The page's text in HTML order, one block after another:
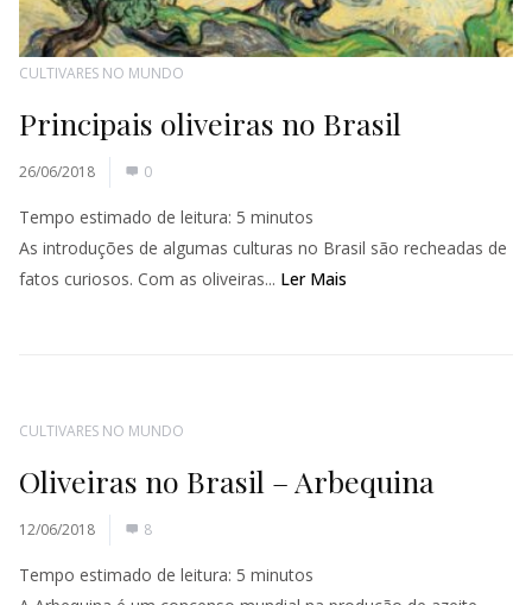
CULTIVARES NO MUNDO
Principais oliveiras no Brasil
26/06/2018 0
Tempo estimado de leitura: 5 minutos
As introduções de algumas culturas no Brasil são recheadas de
fatos curiosos. Com as oliveiras... Ler Mais
CULTIVARES NO MUNDO
Oliveiras no Brasil – Arbequina
12/06/2018 8
Tempo estimado de leitura: 5 minutos